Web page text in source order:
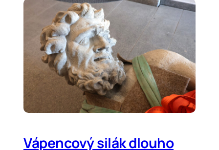
Vápencový silák dlouho